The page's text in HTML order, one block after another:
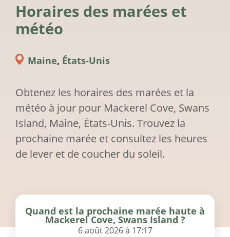
Horaires des marées et
météo
Maine, États-Unis
Obtenez les horaires des marées et la
météo à jour pour Mackerel Cove, Swans
Island, Maine, États-Unis. Trouvez la
prochaine marée et consultez les heures
de lever et de coucher du soleil.
Quand est la prochaine marée haute à
Mackerel Cove, Swans Island ?
6 août 2026 à 17:17